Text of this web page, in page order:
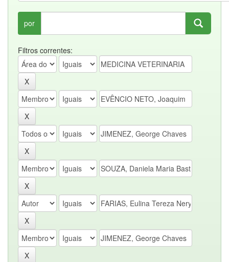
por
Filtros correntes: